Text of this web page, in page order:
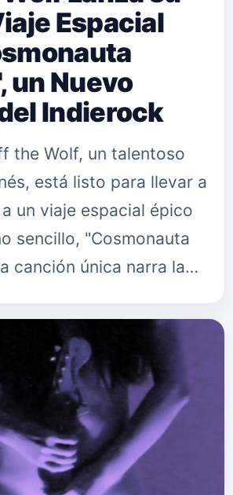
Espacial
un Nuevo
Indierock
the Wolf, un talentoso
está listo para llevar a
un viaje espacial épico
sencillo, "Cosmonauta
canción única narra la